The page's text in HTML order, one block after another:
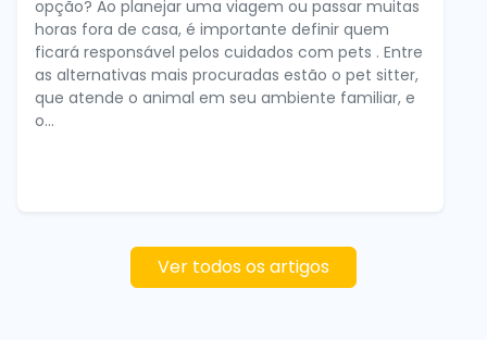
opção? Ao planejar uma viagem ou passar muitas
horas fora de casa, é importante definir quem
ficará responsável pelos cuidados com pets . Entre
as alternativas mais procuradas estão o pet sitter,
que atende o animal em seu ambiente familiar, e
o...
Ver todos os artigos